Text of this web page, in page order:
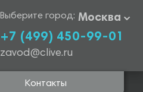
Выберите город: Москва
+7 (499) 450-99-01
zavod@clive.ru
Контакты